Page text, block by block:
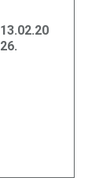
13.02.20
26.